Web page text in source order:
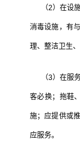
（2）在设施
消毒设施，有
理、整洁卫生
（3）在服务
客必换；拖鞋
施；应提供或
应服务。